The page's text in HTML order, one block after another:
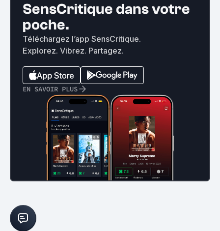
SensCritique dans votre
poche.
Téléchargez l’app SensCritique.
Explorez. Vibrez. Partagez.
EN SAVOIR PLUS